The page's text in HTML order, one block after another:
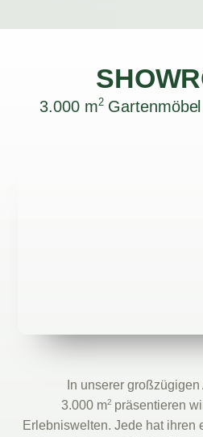
3.000 m2Gartenmöbel
In unserer
3.000 m2 präsentieren
Erlebniswelten. Jede hat ihren